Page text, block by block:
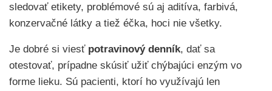
sledovať etikety, problémové sú aj aditíva, farbivá,
konzervačné látky a tiež éčka, hoci nie všetky.
Je dobré si viesť potravinový denník, dať sa
otestovať, prípadne skúsiť užiť chýbajúci enzým vo
forme lieku. Sú pacienti, ktorí ho využívajú len